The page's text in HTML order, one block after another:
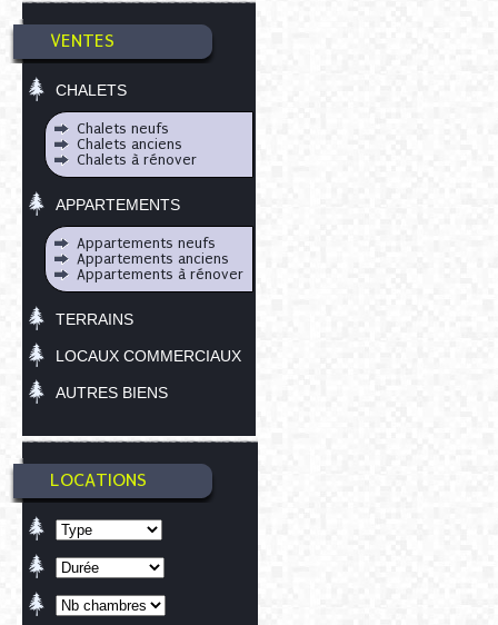
VENTES
CHALETS
Chalets neufs
Chalets anciens
Chalets à rénover
APPARTEMENTS
Appartements neufs
Appartements anciens
Appartements à rénover
TERRAINS
LOCAUX COMMERCIAUX
AUTRES BIENS
LOCATIONS